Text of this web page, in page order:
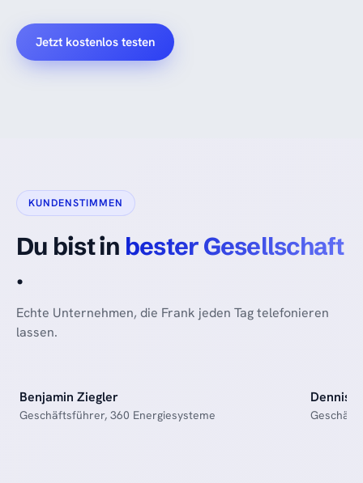
Jetzt kostenlos testen
KUNDENSTIMMEN
Du bist in bester Gesellschaft
.
Echte Unternehmen, die Frank jeden Tag telefonieren
lassen.
geschafft, ganz unabhängig
wieder aufleben zu lassen
und daraus neue Termine
Benjamin Ziegler
Geschäftsführer, 360 Energiesysteme
Dennis